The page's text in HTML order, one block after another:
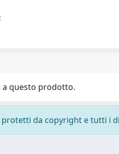
a questo prodotto.
da copyright e tutti i